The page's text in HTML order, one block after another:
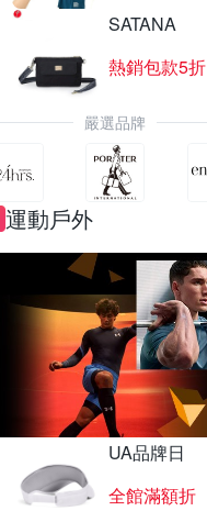
SATANA
熱銷包款5折
嚴選品牌
運動戶外
UA品牌日
全館滿額折